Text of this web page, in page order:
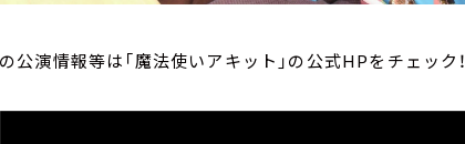
公演情報等は「魔法使いアキット」の公式HPをチェック！